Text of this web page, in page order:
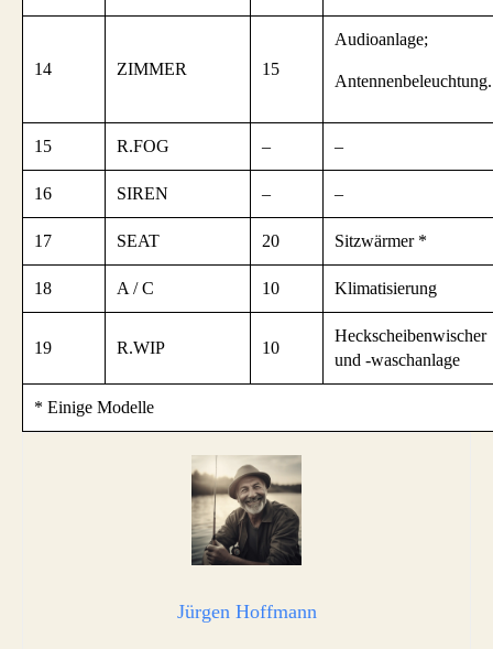
14 ZIMMER 15
Audioanlage;
Antennenbeleuchtung.
15 R.FOG – –
16 SIREN – –
17 SEAT 20 Sitzwärmer *
18 A / C 10 Klimatisierung
19 R.WIP 10
Heckscheibenwischer
und -waschanlage
* Einige Modelle
Jürgen Hoffmann